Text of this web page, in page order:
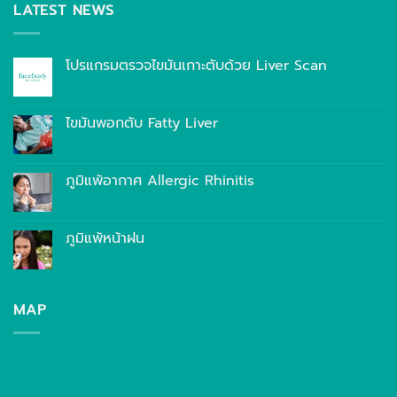
LATEST NEWS
โปรแกรมตรวจไขมันเกาะตับด้วย Liver Scan
ไขมันพอกตับ Fatty Liver
ภูมิแพ้อากาศ Allergic Rhinitis
ภูมิแพ้หน้าฝน
MAP